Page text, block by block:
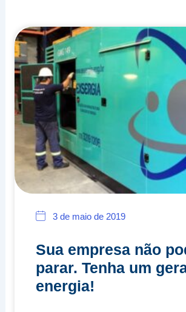
Sua empresa não
parar. Tenha um
energia!
3 de maio de 2019
Page PagePagePage